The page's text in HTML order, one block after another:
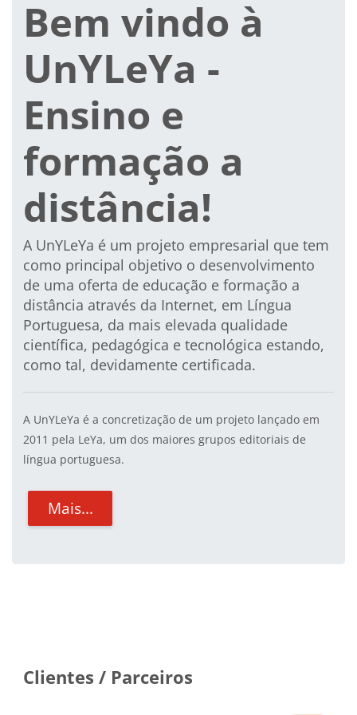
Bem vindo à
UnYLeYa -
Ensino e
formação a
distância!
A UnYLeYa é um projeto empresarial que tem
como principal objetivo o desenvolvimento
de uma oferta de educação e formação a
distância através da Internet, em Língua
Portuguesa, da mais elevada qualidade
científica, pedagógica e tecnológica estando,
como tal, devidamente certificada.
A UnYLeYa é a concretização de um projeto lançado em
2011 pela LeYa, um dos maiores grupos editoriais de
língua portuguesa.
Mais...
Clientes / Parceiros